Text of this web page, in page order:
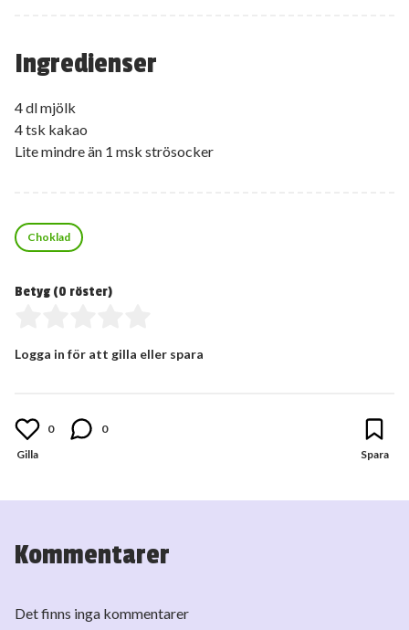
Ingredienser
4 dl mjölk
4 tsk kakao
Lite mindre än 1 msk strösocker
Choklad
Betyg (0 röster)
Logga in för att gilla eller spara
0 0
Kommentarer
Det finns inga kommentarer